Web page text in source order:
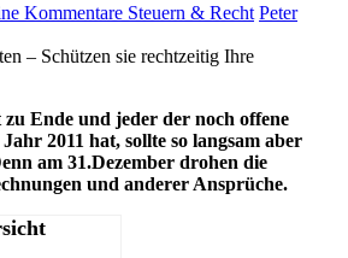
Kommentare Steuern & Recht Peter
Ende und jeder der noch offene
2011 hat, sollte so langsam aber
am 31.Dezember drohen die
und anderer Ansprüche.